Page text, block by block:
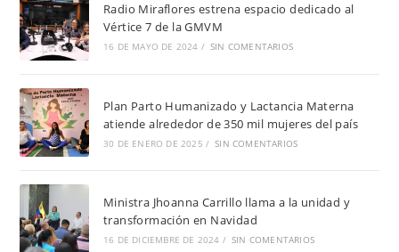
Radio Miraflores estrena espacio dedicado al
Vértice 7 de la GMVM
16 DE MAYO DE 2024 / SIN COMENTARIOS
Plan Parto Humanizado y Lactancia Materna
atiende alrededor de 350 mil mujeres del país
30 DE ENERO DE 2025 / SIN COMENTARIOS
Ministra Jhoanna Carrillo llama a la unidad y
transformación en Navidad
16 DE DICIEMBRE DE 2024 / SIN COMENTARIOS